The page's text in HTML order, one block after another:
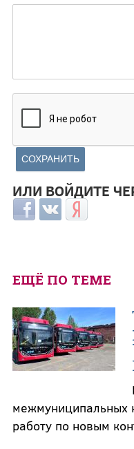
ИЛИ ВОЙДИТЕ
Login with Facebook
Login withLogin with
ЕЩЁ ПО ТЕМЕ
межмуниципальных
работу по новым